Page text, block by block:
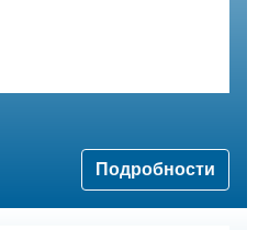
Подробности